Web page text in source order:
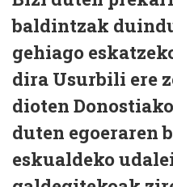
baldintzak
gehiago
dira Usurbili ere
dioten
duten egoeraren
eskualdeko